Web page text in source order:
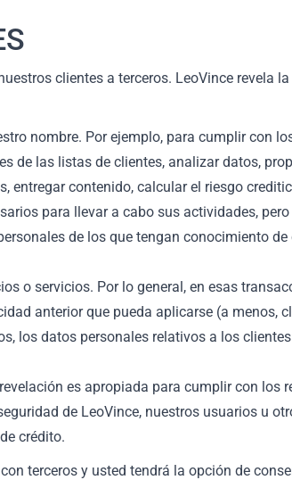
clientes a terceros. LeoVince revela
nombre. Por ejemplo, para cumplir con
de las listas de clientes, analizar datos,
entregar contenido, calcular el riesgo
para llevar a cabo sus actividades,
de los que tengan conocimiento
o servicios. Por lo general, en esas
anterior que pueda aplicarse (a menos,
los datos personales relativos a los
es apropiada para cumplir con los
de LeoVince, nuestros usuarios u
crédito.
terceros y usted tendrá la opción de